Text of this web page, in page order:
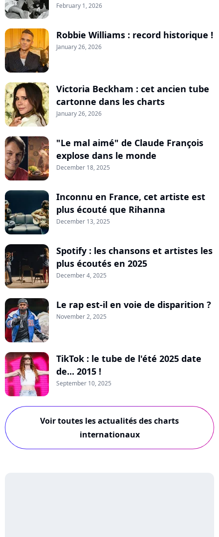
February 1, 2026
Robbie Williams : record historique !
January 26, 2026
Victoria Beckham : cet ancien tube
cartonne dans les charts
January 26, 2026
"Le mal aimé" de Claude François
explose dans le monde
December 18, 2025
Inconnu en France, cet artiste est
plus écouté que Rihanna
December 13, 2025
Spotify : les chansons et artistes les
plus écoutés en 2025
December 4, 2025
Le rap est-il en voie de disparition ?
November 2, 2025
TikTok : le tube de l'été 2025 date
de... 2015 !
September 10, 2025
Voir toutes les actualités des charts
internationaux